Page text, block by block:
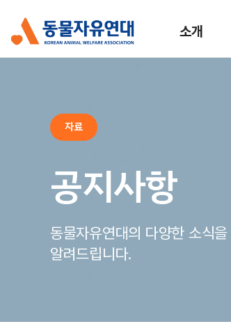
소개
자료
공지사항
동물자유연대의 다양한 소식을
알려드립니다.